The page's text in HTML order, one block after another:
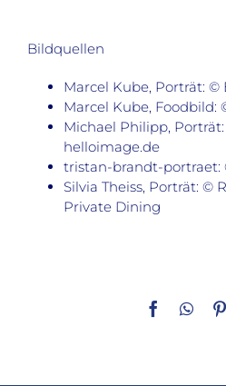
Bildquellen
Marcel Kube, Porträt: ©
Marcel Kube, Foodbild:
Michael Philipp,
helloimage.de
tristan-brandt-portraet:
Silvia Theiss, Porträt: ©
Private Dining
Facebook